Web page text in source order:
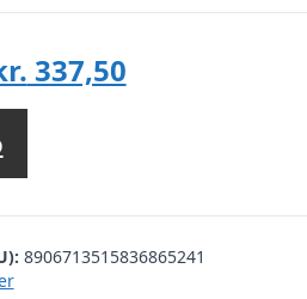
450,00.
337,50Den
kr. 337,50.
8906713515836865241